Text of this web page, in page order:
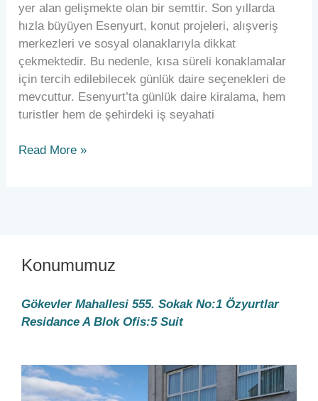
yer alan gelişmekte olan bir semttir. Son yıllarda
hızla büyüyen Esenyurt, konut projeleri, alışveriş
merkezleri ve sosyal olanaklarıyla dikkat
çekmektedir. Bu nedenle, kısa süreli konaklamalar
için tercih edilebilecek günlük daire seçenekleri de
mevcuttur. Esenyurt’ta günlük daire kiralama, hem
turistler hem de şehirdeki iş seyahati
Read More »
Konumumuz
Gökevler Mahallesi 555. Sokak No:1 Özyurtlar
Residance A Blok Ofis:5 Suit